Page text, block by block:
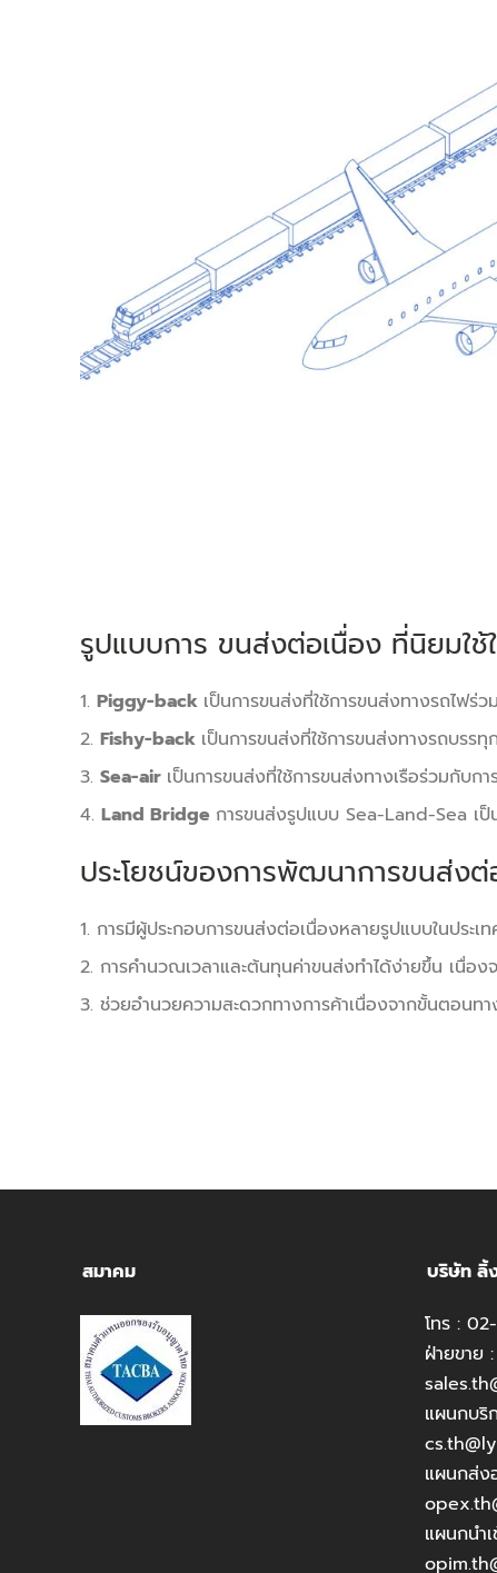
รูปแบบการ ขนส่งต่อเนื่อง ที่นิยมใช้
1. Piggy-back เป็นการขนส่งที่ใช้การขนส่งทางรถไฟร่
2. Fishy-back เป็นการขนส่งที่ใช้การขนส่งทางรถบรร
3. Sea-air เป็นการขนส่งที่ใช้การขนส่งทางเรือร่วมกับก
4. Land Bridge การขนส่งรูปแบบ Sea-Land-Sea เ
ประโยชน์ของการพัฒนาการขนส่ง
1. การมีผู้ประกอบการขนส่งต่อเนื่องหลายรูปแบบในประเ
2. การคำนวณเวลาและต้นทุนค่าขนส่งทำได้ง่ายขึ้น เนื่อ
3. ช่วยอำนวยความสะดวกทางการค้าเนื่องจากขั้นตอนท
สมาคม
บริษัท ลิ้
โทร :
ฝ่ายขาย :
แผนกบริ
แผนกส่ง
แผนกนำเ